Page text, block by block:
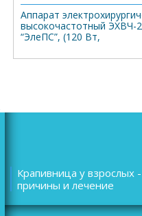
Аппарат
высокочастотный ЭХВЧ-
“ЭлеПС”, (120 Вт,
Крапивница у взрослых -
причины и лечение